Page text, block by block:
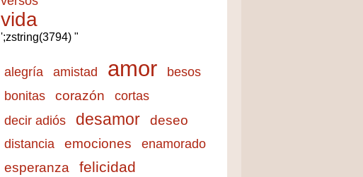
vida
';zstring(3794) "
alegría amistad amor besos
bonitas corazón cortas
decir adiós desamor deseo
distancia emociones enamorado
esperanza felicidad